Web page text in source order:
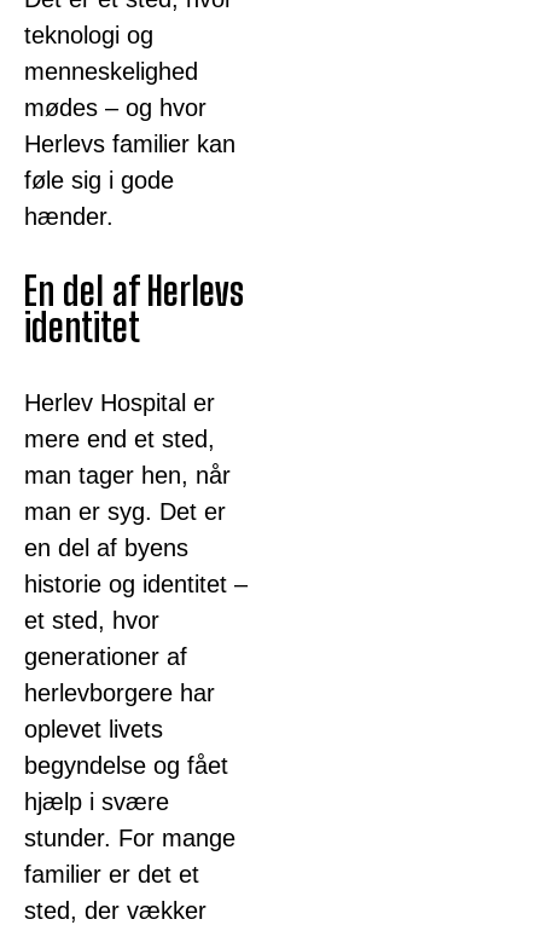
teknologi og
menneskelighed
mødes – og hvor
Herlevs familier kan
føle sig i gode
hænder.
En del af Herlevs
identitet
Herlev Hospital er
mere end et sted,
man tager hen, når
man er syg. Det er
en del af byens
historie og identitet –
et sted, hvor
generationer af
herlevborgere har
oplevet livets
begyndelse og fået
hjælp i svære
stunder. For mange
familier er det et
sted, der vækker